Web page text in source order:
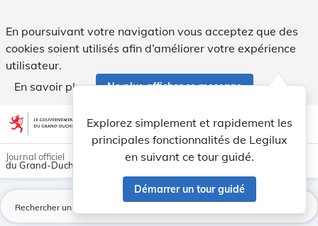
En poursuivant votre navigation vous acceptez que des
cookies soient utilisés afin d’améliorer votre expérience
utilisateur.
En savoir plus
Ne plus afficher ce message
Aller au contenu account_circle help Aide
Explorez simplement et rapidement les
principales fonctionnalités de Legilux
en suivant ce tour guidé.
Démarrer un tour guidé
light_mode dark_mode
Journal officiel
du Grand-Duché de Luxembourg